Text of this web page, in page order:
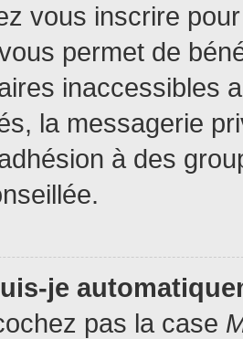
vous inscrire
permet de
inaccessibles
la messagerie
à des
je
pas la case